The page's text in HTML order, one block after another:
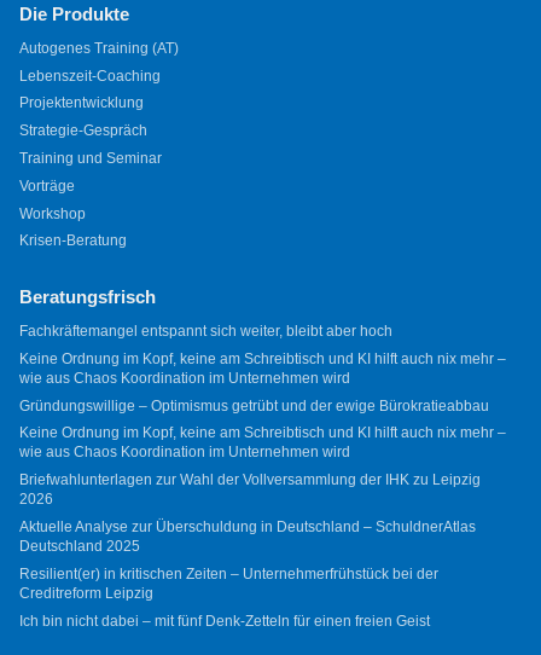
Die Produkte
Autogenes Training (AT)
Lebenszeit-Coaching
Projektentwicklung
Strategie-Gespräch
Training und Seminar
Vorträge
Workshop
Krisen-Beratung
Beratungsfrisch
Fachkräftemangel entspannt sich weiter, bleibt aber hoch
Keine Ordnung im Kopf, keine am Schreibtisch und KI hilft auch nix mehr –
wie aus Chaos Koordination im Unternehmen wird
Gründungswillige – Optimismus getrübt und der ewige Bürokratieabbau
Keine Ordnung im Kopf, keine am Schreibtisch und KI hilft auch nix mehr –
wie aus Chaos Koordination im Unternehmen wird
Briefwahlunterlagen zur Wahl der Vollversammlung der IHK zu Leipzig
2026
Aktuelle Analyse zur Überschuldung in Deutschland – SchuldnerAtlas
Deutschland 2025
Resilient(er) in kritischen Zeiten – Unternehmerfrühstück bei der
Creditreform Leipzig
Ich bin nicht dabei – mit fünf Denk-Zetteln für einen freien Geist